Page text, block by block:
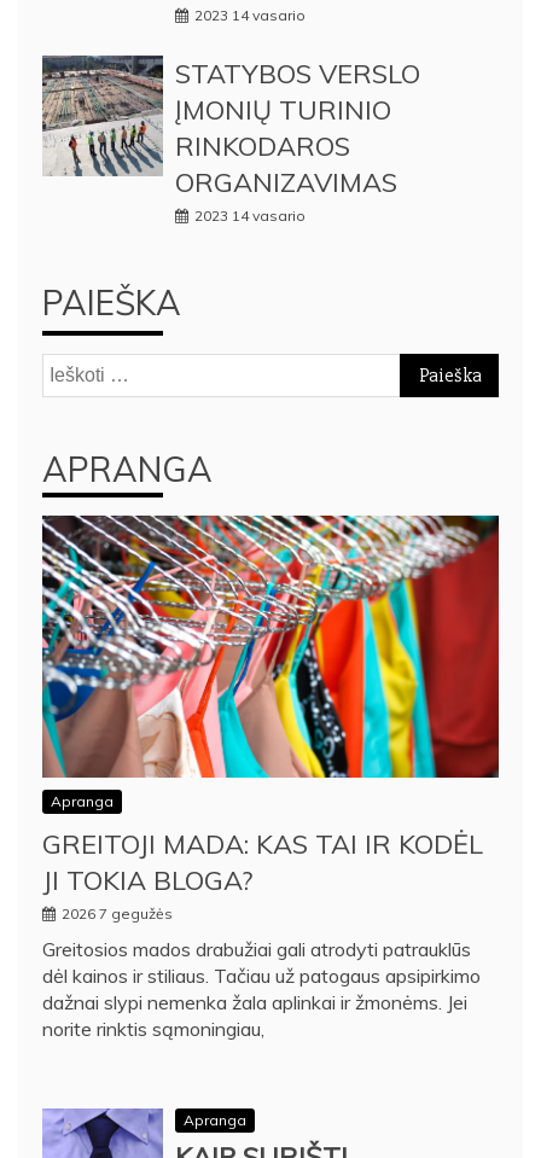
2023 14 vasario
STATYBOS VERSLO
ĮMONIŲ TURINIO
RINKODAROS
ORGANIZAVIMAS
2023 14 vasario
PAIEŠKA
Ieškoti:
APRANGA
Apranga
GREITOJI MADA: KAS TAI IR KODĖL
JI TOKIA BLOGA?
2026 7 gegužės
Greitosios mados drabužiai gali atrodyti patrauklūs
dėl kainos ir stiliaus. Tačiau už patogaus apsipirkimo
dažnai slypi nemenka žala aplinkai ir žmonėms. Jei
norite rinktis sąmoningiau,
Apranga